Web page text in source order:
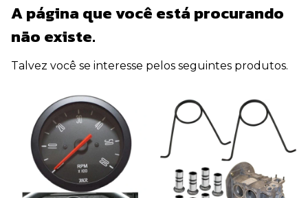
A página que você está procurando
não existe.
Talvez você se interesse pelos seguintes produtos.